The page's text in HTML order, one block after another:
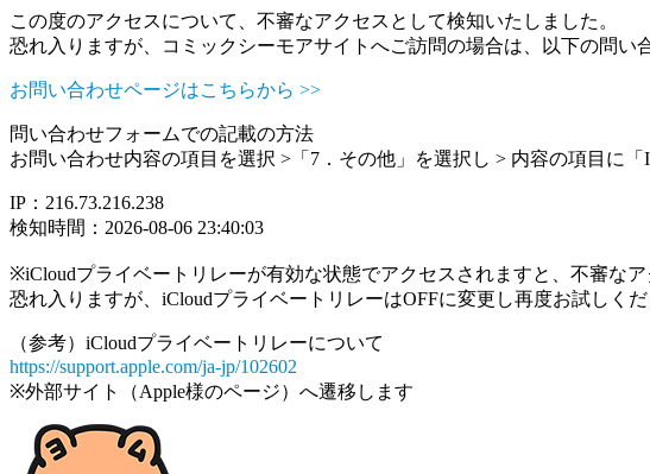
この度のアクセスについて、不審なアクセスとして検知いたしました。
恐れ入りますが、コミックシーモアサイトへご訪問の場合は、以下の問い
お問い合わせページはこちらから >>
問い合わせフォームでの記載の方法
お問い合わせ内容の項目を選択 >「7．その他」を選択し > 内容の項目に
IP：216.73.216.238
検知時間：2026-08-06 23:40:03
※iCloudプライベートリレーが有効な状態でアクセスされますと、不審な
恐れ入りますが、iCloudプライベートリレーはOFFに変更し再度お試しくだ
（参考）iCloudプライベートリレーについて
https://support.apple.com/ja-jp/102602
※外部サイト（Apple様のページ）へ遷移します